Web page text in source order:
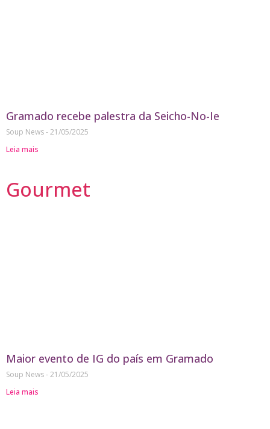
Gramado recebe palestra da Seicho-No-Ie
Soup News 21/05/2025
Leia mais
Gourmet
Maior evento de IG do país em Gramado
Soup News 21/05/2025
Leia mais